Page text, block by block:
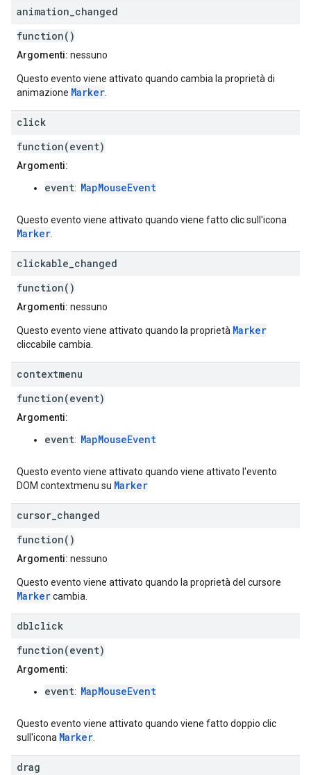
animation changed
function()
Argomenti: nessuno
Questo evento viene attivato quando cambia la proprietà di
animazione Marker.
click
function(event)
Argomenti:
event: MapMouseEvent
Questo evento viene attivato quando viene fatto clic sull'icona
Marker.
clickable changed
function()
Argomenti: nessuno
Questo evento viene attivato quando la proprietà Marker
cliccabile cambia.
contextmenu
function(event)
Argomenti:
event: MapMouseEvent
Questo evento viene attivato quando viene attivato l'evento
DOM contextmenu su Marker
cursor changed
function()
Argomenti: nessuno
Questo evento viene attivato quando la proprietà del cursore
Markercambia.
dblclick
function(event)
Argomenti:
event: MapMouseEvent
Questo evento viene attivato quando viene fatto doppio clic
sull'icona Marker.
drag